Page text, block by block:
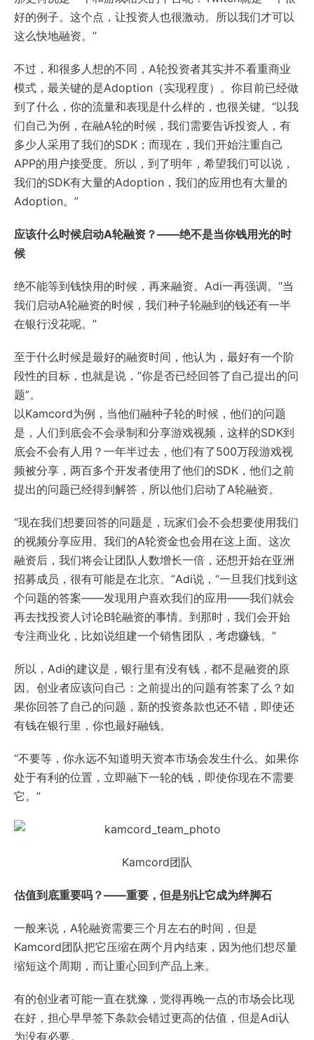
好的例子。这个点，让投资人也很激动。所以我们才可以
这么快地融资。”
不过，和很多人想的不同，A轮投资者其实并不看重商业
模式，最关键的是Adoption（实现程度）。你目前已经做
到了什么，你的流量和表现是什么样的，也很关键。“以我
们自己为例，在融A轮的时候，我们需要告诉投资人，有
多少人采用了我们的SDK；而现在，我们开始注重自己
APP的用户接受度。所以，到了明年，希望我们可以说，
我们的SDK有大量的Adoption，我们的应用也有大量的
Adoption。”
应该什么时候启动A轮融资？——绝不是当你钱用光的时
候
绝不能等到钱快用的时候，再来融资。Adi一再强调。“当
我们启动A轮融资的时候，我们种子轮融到的钱还有一半
在银行没花呢。”
至于什么时候是最好的融资时间，他认为，最好有一个阶
段性的目标，也就是说，“你是否已经回答了自己提出的问
题”。
以Kamcord为例，当他们融种子轮的时候，他们的问题
是，人们到底会不会录制和分享游戏视频，这样的SDK到
底会不会有人用？一年半过去，他们有了500万段游戏视
频被分享，两百多个开发者使用了他们的SDK，他们之前
提出的问题已经得到解答，所以他们启动了A轮融资。
“现在我们想要回答的问题是，玩家们会不会想要使用我们
的视频分享应用。我们的A轮资金也会用在这上面。这次
融资后，我们将会让团队人数增长一倍，还想开始在亚洲
招募成员，很有可能是在北京。”Adi说，“一旦我们找到这
个问题的答案——发现用户喜欢我们的应用——我们就会
再去找投资人讨论B轮融资的事情。到那时，我们会开始
专注商业化，比如说组建一个销售团队，考虑赚钱。”
所以，Adi的建议是，银行里有没有钱，都不是融资的原
因。创业者应该问自己：之前提出的问题有答案了么？如
果你回答了自己的问题，新的投资条款也还不错，即使还
有钱在银行里，你也最好融钱。
“不要等，你永远不知道明天资本市场会发生什么。如果你
处于有利的位置，立即融下一轮的钱，即使你现在不需要
它。”
Kamcord团队
估值到底重要吗？——重要，但是别让它成为绊脚石
一般来说，A轮融资需要三个月左右的时间，但是
Kamcord团队把它压缩在两个月内结束，因为他们想尽量
缩短这个周期，而让重心回到产品上来。
有的创业者可能一直在犹豫，觉得再晚一点的市场会比现
在好，担心早早签下条款会错过更高的估值，但是Adi认
为没有必要。